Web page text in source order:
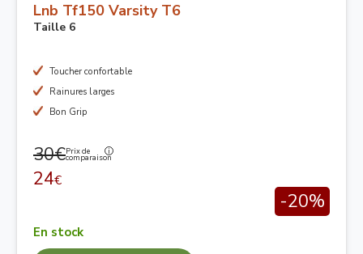
Lnb Tf150 Varsity T6
Taille 6
Toucher confortable
Rainures larges
Bon Grip
30€Prix de
comparaison
24€
-20%
En stock